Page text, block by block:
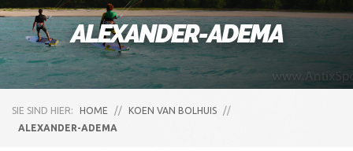
ALEXANDER-ADEMA
SIE SIND HIER: HOME // KOEN VAN BOLHUIS
//
ALEXANDER-ADEMA